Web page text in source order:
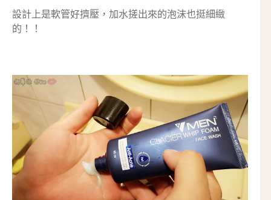
設計上是軟管好擠壓，加水搓出來的泡沫也挺細緻
的！！